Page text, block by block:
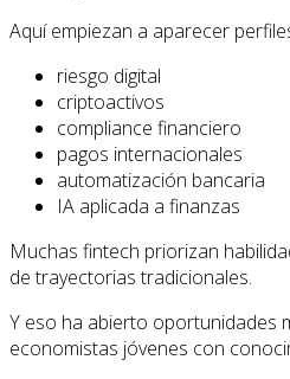
Aquí empiezan a aparecer
riesgo digital
criptoactivos
compliance financiero
pagos internacionales
automatización bancaria
IA aplicada a finanzas
Muchas fintech priorizan
de trayectorias tradicionales.
Y eso ha abierto oportunidades
economistas jóvenes con